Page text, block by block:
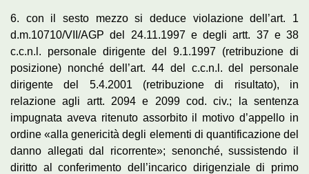
6. con il sesto mezzo si deduce violazione dell’art. 1
d.m.10710/VII/AGP del 24.11.1997 e degli artt. 37 e 38
c.c.n.l. personale dirigente del 9.1.1997 (retribuzione di
posizione) nonché dell’art. 44 del c.c.n.l. del personale
dirigente del 5.4.2001 (retribuzione di risultato), in
relazione agli artt. 2094 e 2099 cod. civ.; la sentenza
impugnata aveva ritenuto assorbito il motivo d’appello in
ordine «alla genericità degli elementi di quantificazione del
danno allegati dal ricorrente»; senonché, sussistendo il
diritto al conferimento dell’incarico dirigenziale di primo